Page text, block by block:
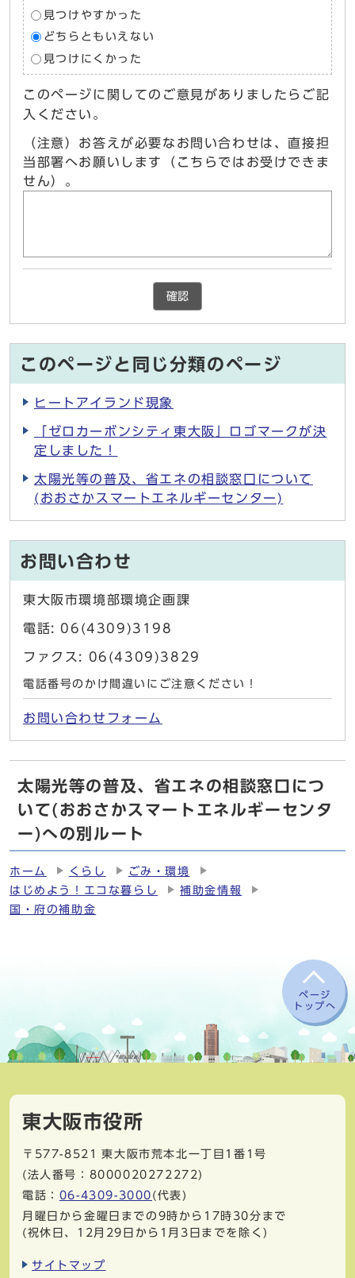
見つけやすかった
どちらともいえない
見つけにくかった
このページに関してのご意見がありましたらご記
入ください。
（注意）お答えが必要なお問い合わせは、直接担
当部署へお願いします（こちらではお受けできま
せん）。
確認
このページと同じ分類のページ
ヒートアイランド現象
「ゼロカーボンシティ東大阪」ロゴマークが決
定しました！
太陽光等の普及、省エネの相談窓口について
(おおさかスマートエネルギーセンター)
お問い合わせ
東大阪市環境部環境企画課
電話: 06(4309)3198
ファクス: 06(4309)3829
電話番号のかけ間違いにご注意ください！
お問い合わせフォーム
太陽光等の普及、省エネの相談窓口につ
いて(おおさかスマートエネルギーセンタ
ー)への別ルート
ホーム くらし
ごみ・環境
はじめよう！エコな暮らし
補助金情報
国・府の補助金
ページ
トップへ
東大阪市役所
〒577-8521
東大阪市荒本北一丁目1番1号
(法人番号：8000020272272)
電話： 06-4309-3000 (代表)
月曜日から金曜日までの9時から17時30分まで
(祝休日、12月29日から1月3日までを除く)
サイトマップ